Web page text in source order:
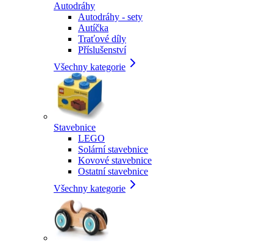
Autodráhy
Autodráhy - sety
Autíčka
Traťové díly
Příslušenství
Všechny kategorie
Stavebnice
LEGO
Solární stavebnice
Kovové stavebnice
Ostatní stavebnice
Všechny kategorie